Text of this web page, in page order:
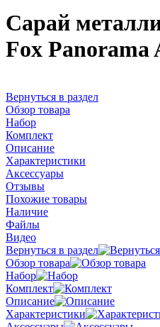
Сарай
Fox Panorama
Вернуться в раздел
Обзор товара
Набор
Комплект
Описание
Характеристики
Аксессуары
Отзывы
Похожие товары
Наличие
Файлы
Видео
Вернуться в раздел
Обзор товара
Набор
Комплект
Описание
Характеристики